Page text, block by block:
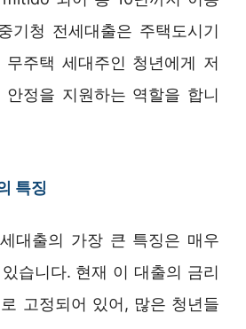
기청 전세대출은 주택도시기
주택 세대주인 청년에게 저
정을 지원하는 역할을 합니
특징
대출의 가장 큰 특징은 매우
습니다. 현재 이 대출의 금리
고정되어 있어, 많은 청년들